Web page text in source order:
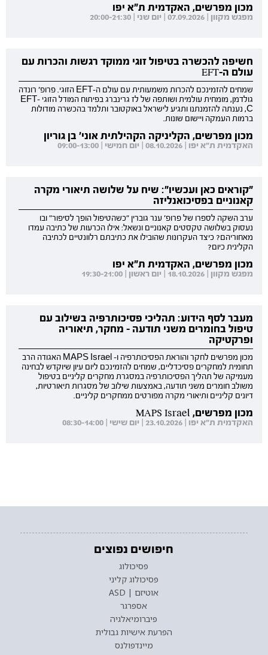
מכון מפרשים, האקדמית ת"א יפו
מפגש מקוון | 07.09.2026 | יום שני | 20:00-21:30
חשיפה להכשרה בטיפול זוגי ממוקד רגשות והכרות עם
עולם ה-EFT
שמחים להזמינכם להכרות משמעותית עם עולם ה-EFT הזוגי. פרופ' רונדה
גולדמן, מומחית עולמית ושותפה של לז גרינברג בפיתוח המודל הזוגי EFT-
C, נענתה להזמנתנו ותגיע לישראל באוקטובר ותלמד בהכשרה מודולות
ברמות העמקה ויישום שונות.
מכון מפרשים, הקליניקה הקהילתית אוני' בן גוריון
האקדמית ת"א יפו | 08.10.2026 | יום חמישי | 09:00-13:00
"קוראים כאן ועכשיו": שיח על שלושה תיאורי מקרה
קאנוניים בפסיכואנליזה
ערב השקה לספרו של פרופ' ענר גוברין "כשהטיפול הופך לסיפור" ובו
נעסוק בשלושה טקסטים קאנוניים ונשאל: אילו הכרעות של כתיבה עמדו
מאחוריהם? כיצד העקרונות שהובילו את כתיבתם רלוונטיים לכתיבה
הקלינית כיום?
מכון מפרשים, האקדמית ת"א יפו
מפגש מקוון | 18.10.2026 | יום ראשון | 19:30-21:00
מעבר לסף הידוע: תהליכי פסיכותרפיה בשילוב עם
טיפול בחומרים משני תודעה - מחקר, תיאוריה
ופרקטיקה
מכון מפרשים לחקר והוראת הפסיכותרפיה ו- MAPS Israel האגודה הרב
תחומית למחקרים פסיכדליים, שמחים להזמינכם ליום עיון שיוקדש לבחינה
מעמיקה של תהליך הפסיכותרפיה במסגרת מחקרים קליניים בטיפול
משולב חומרים משני תודעה, באמצעות שילוב של מסגרות תיאורטיות,
דיונים קליניים ותיאורי מקרה מפורטים ממחקרים קליניים.
מכון מפרשים, MAPS Israel
האקדמית ת"א יפו | 23.10.2026 | יום שישי | 08:30-14:00
חיפושים נפוצים
פסיכולוג
פסיכולוג קליני
אוטיזם | ASD
אספרגר
פיברומיאלגיה
הפרעת אישיות גבולית
מיינדפולנס